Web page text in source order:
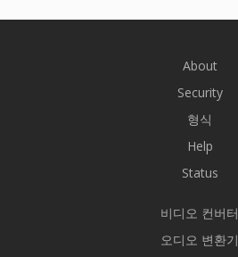
About
Security
형식
Help
Status
비디오 컨버터
오디오 변환기